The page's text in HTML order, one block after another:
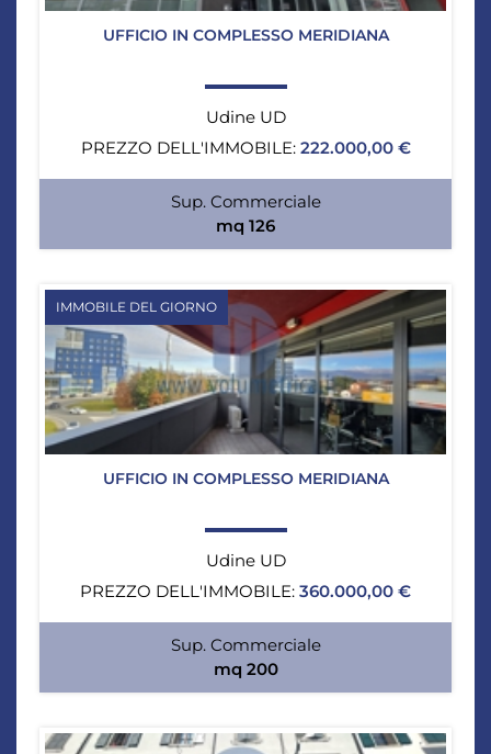
UFFICIO IN COMPLESSO MERIDIANA
Udine UD
PREZZO DELL'IMMOBILE: 222.000,00 €
Sup. Commerciale
mq 126
IMMOBILE DEL GIORNO
UFFICIO IN COMPLESSO MERIDIANA
Udine UD
PREZZO DELL'IMMOBILE: 360.000,00 €
Sup. Commerciale
mq 200